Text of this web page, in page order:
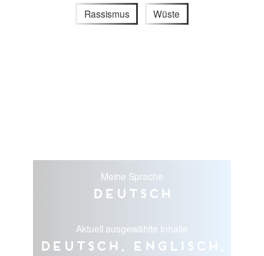
Rassismus Wüste
Meine Sprache
Deutsch
Aktuell ausgewählte Inhalte
Deutsch, Englisch,